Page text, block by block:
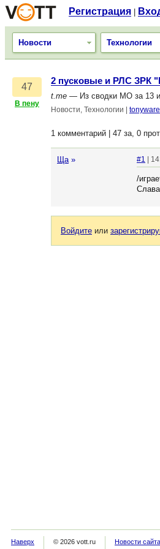
Регистрация
Новости Технологии
47
В пену
2 пусковые и РЛС ЗРК
t.me — Из сводки МО за 13
Новости, Технологии tonyware
1 комментарий | 47 за, 0
Ща » #1 |
/
Войдите или
Наверх © 2026 vott.ru Новости сайта